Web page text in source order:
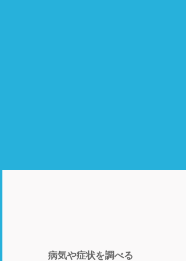
病気や症状を調べる